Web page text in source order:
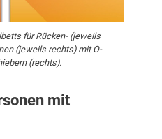
für Rücken- (jeweils
(jeweils rechts) mit O-
(rechts).
mit